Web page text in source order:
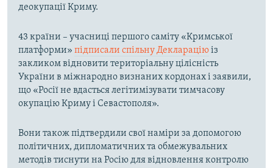
деокупації Криму.
43 країни – учасниці першого саміту «Кримської
платформи» підписали спільну Деклараціюіз
закликом відновити територіальну цілісність
України в міжнародно визнаних кордонах і заявили,
що «Росії не вдасться легітимізувати тимчасову
окупацію Криму і Севастополя».
Вони також підтвердили свої наміри за допомогою
політичних, дипломатичних та обмежувальних
методів тиснути на Росію для відновлення контролю